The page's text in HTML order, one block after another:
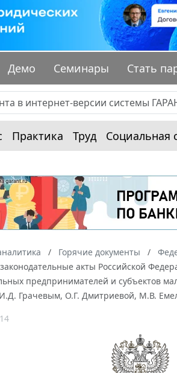
Демо Семинары Стать
Практика Труд Социальная
Горячие документы
акты Российской
предпринимателей и субъектов
Грачевым, О.Г. Дмитриевой, М.В.